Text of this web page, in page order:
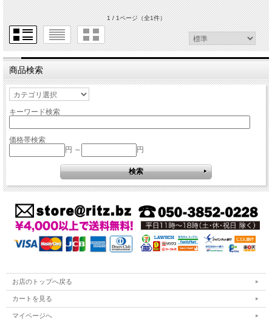
1 / 1ページ（全1件）
商品検索
キーワード検索
価格帯検索
円 ～
円
お店のトップへ戻る
カートを見る
マイページへ